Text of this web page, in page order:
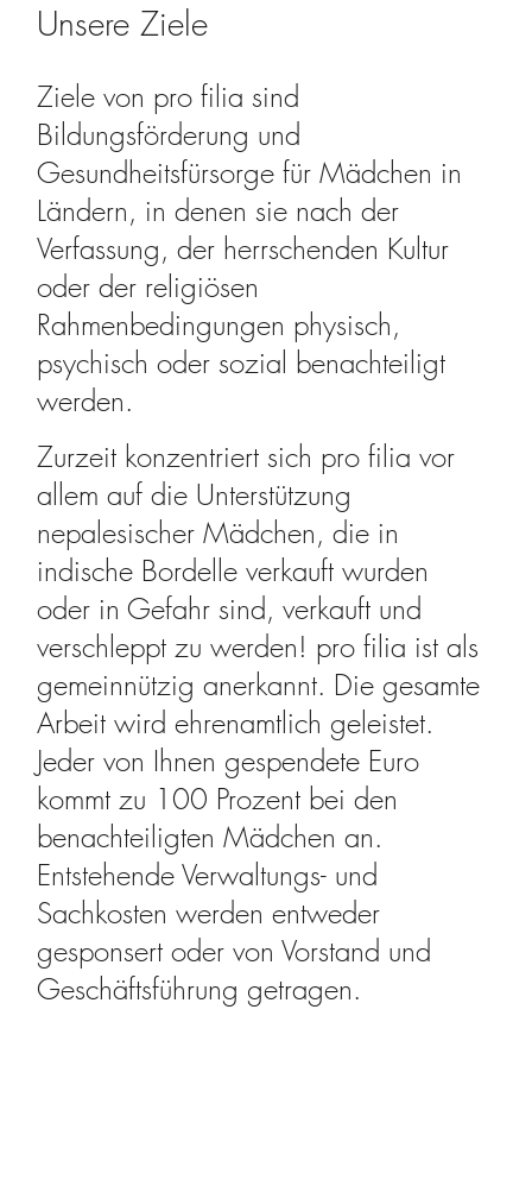
Unsere Ziele
Ziele von pro filia sind
Bildungsförderung und
Gesundheitsfürsorge für Mädchen in
Ländern, in denen sie nach der
Verfassung, der herrschenden Kultur
oder der religiösen
Rahmenbedingungen physisch,
psychisch oder sozial benachteiligt
werden.
Zurzeit konzentriert sich pro filia vor
allem auf die Unterstützung
nepalesischer Mädchen, die in
indische Bordelle verkauft wurden
oder in Gefahr sind, verkauft und
verschleppt zu werden! pro filia ist als
gemeinnützig anerkannt. Die gesamte
Arbeit wird ehrenamtlich geleistet.
Jeder von Ihnen gespendete Euro
kommt zu 100 Prozent bei den
benachteiligten Mädchen an.
Entstehende Verwaltungs- und
Sachkosten werden entweder
gesponsert oder von Vorstand und
Geschäftsführung getragen.